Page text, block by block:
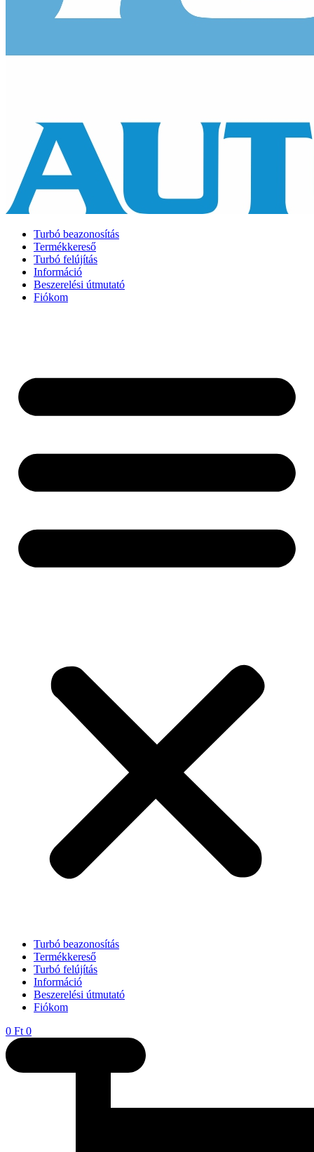
Turbó beazonosítás
Termékkereső
Turbó felújítás
Információ
Beszerelési útmutató
Fiókom
Turbó beazonosítás
Termékkereső
Turbó felújítás
Információ
Beszerelési útmutató
Fiókom
0 Ft 0